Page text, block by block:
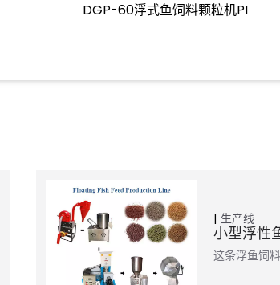
DGP-60浮式鱼饲料颗粒机PI
生产线
小型浮性
这条浮鱼饲